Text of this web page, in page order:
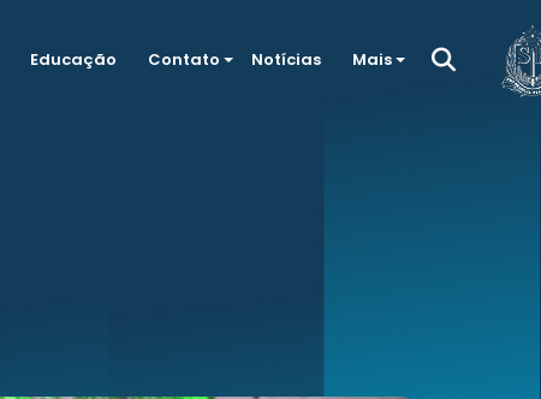
Educação Contato Notícias Mais